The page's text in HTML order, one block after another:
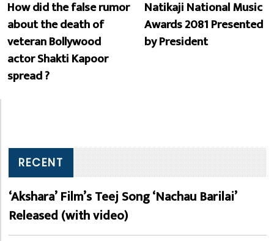
How did the false rumor
about the death of
veteran Bollywood
actor Shakti Kapoor
spread ?
Natikaji National Music
Awards 2081 Presented
by President
RECENT
‘Akshara’ Film’s Teej Song ‘Nachau Barilai’
Released (with video)